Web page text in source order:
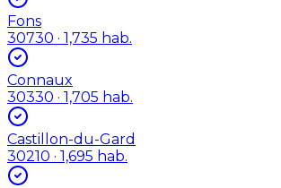
Fons
30730 · 1,735 hab.
Connaux
30330 · 1,705 hab.
Castillon-du-Gard
30210 · 1,695 hab.